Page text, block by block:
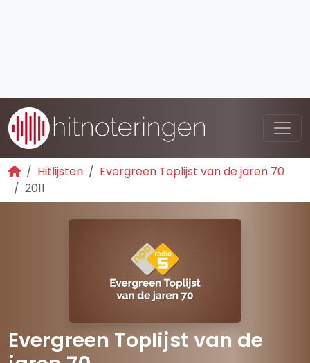
Hitlijsten
Evergreen Toplijst van de jaren 70
2011
Evergreen Toplijst van de